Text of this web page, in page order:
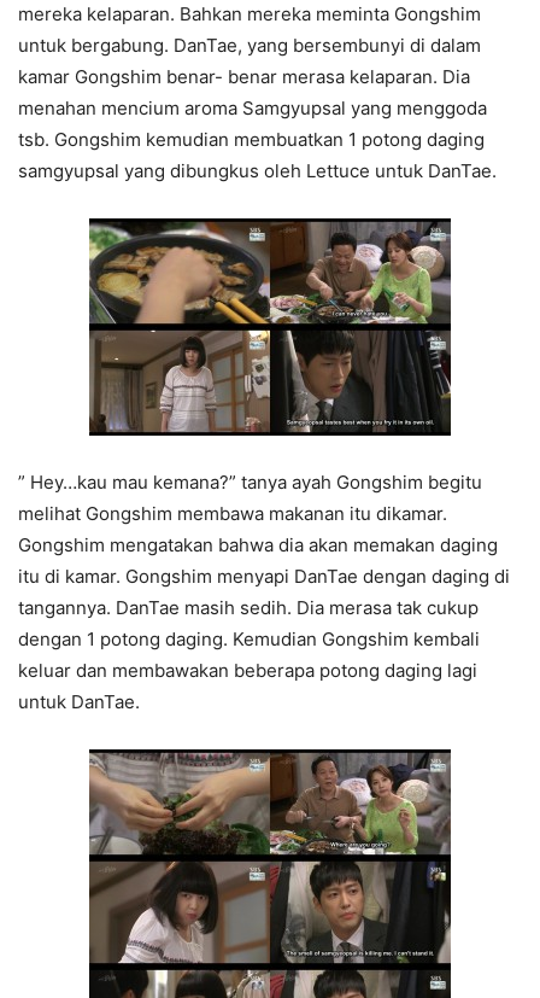
mereka kelaparan. Bahkan mereka meminta Gongshim
untuk bergabung. DanTae, yang bersembunyi di dalam
kamar Gongshim benar- benar merasa kelaparan. Dia
menahan mencium aroma Samgyupsal yang menggoda
tsb. Gongshim kemudian membuatkan 1 potong daging
samgyupsal yang dibungkus oleh Lettuce untuk DanTae.
” Hey…kau mau kemana?” tanya ayah Gongshim begitu
melihat Gongshim membawa makanan itu dikamar.
Gongshim mengatakan bahwa dia akan memakan daging
itu di kamar. Gongshim menyapi DanTae dengan daging di
tangannya. DanTae masih sedih. Dia merasa tak cukup
dengan 1 potong daging. Kemudian Gongshim kembali
keluar dan membawakan beberapa potong daging lagi
untuk DanTae.